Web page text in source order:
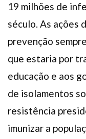
19 milhões de
século. As ações
prevenção
que estaria por
educação e aos
de isolamentos
resistência
imunizar a